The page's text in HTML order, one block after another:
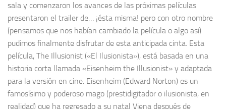
sala y comenzaron los avances de las próximas películas
presentaron el trailer de… ¡ésta misma! pero con otro nombre
(pensamos que nos habían cambiado la película o algo así)
pudimos finalmente disfrutar de esta anticipada cinta. Esta
película, The Illusionist («El Ilusionista»), está basada en una
historia corta llamada «Eisenheim the Illusionist» y adaptada
para la versión en cine. Eisenheim (Edward Norton) es un
famosísimo y poderoso mago (prestidigitador o ilusionista, en
realidad) que ha regresado a su natal Viena después de